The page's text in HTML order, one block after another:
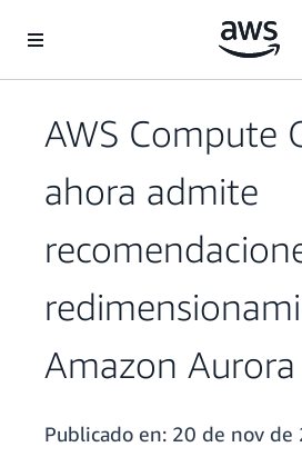
AWS Compute
ahora admite
Amazon Aurora
Publicado en: 20 de nov de